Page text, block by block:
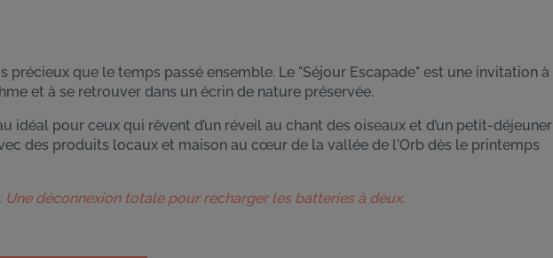
précieux que le temps passé ensemble. Le "Séjour Escapade" est une invitation à
et à se retrouver dans un écrin de nature préservée.
idéal pour ceux qui rêvent d’un réveil au chant des oiseaux et d’un petit-déjeuner
des produits locaux et maison au cœur de la vallée de l'Orb dès le printemps
Une déconnexion totale pour recharger les batteries à deux.